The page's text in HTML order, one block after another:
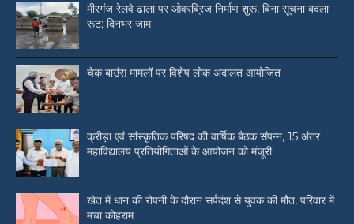
मीरगंज रेलवे ढाला पर ओवरब्रिज निर्माण शुरू, बिना सूचना बदला
रूट; दिनभर जाम
चेक बाउंस मामलों पर विशेष लोक अदालत आयोजित
क्रीड़ा एवं सांस्कृतिक परिषद की वार्षिक बैठक संपन्न, 15 अंतर
महाविद्यालय प्रतियोगिताओं के आयोजन को मंजूरी
खेत में धान की रोपनी के दौरान सर्पदंश से युवक की मौत, परिवार में
मचा कोहराम